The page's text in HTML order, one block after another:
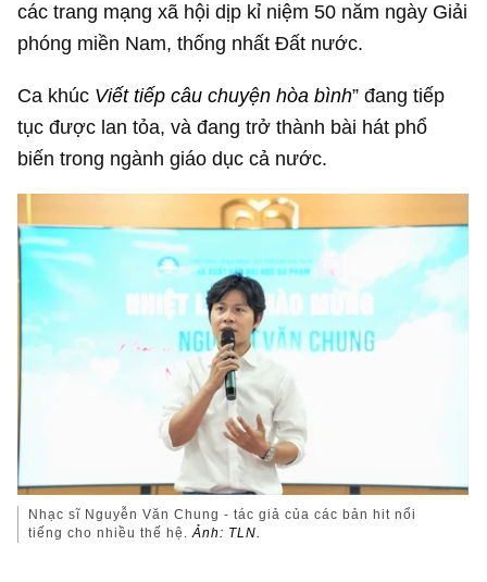
các trang mạng xã hội dịp kỉ niệm 50 năm ngày Giải
phóng miền Nam, thống nhất Đất nước.
Ca khúc Viết tiếp câu chuyện hòa bình” đang tiếp
tục được lan tỏa, và đang trở thành bài hát phổ
biến trong ngành giáo dục cả nước.
Nhạc sĩ Nguyễn Văn Chung - tác giả của các bản hit nổi
tiếng cho nhiều thế hệ. Ảnh: TLN.